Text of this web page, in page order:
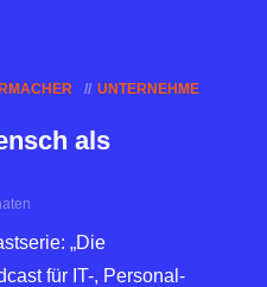
UNTERNEHME
als
„Die
für IT-, Personal-